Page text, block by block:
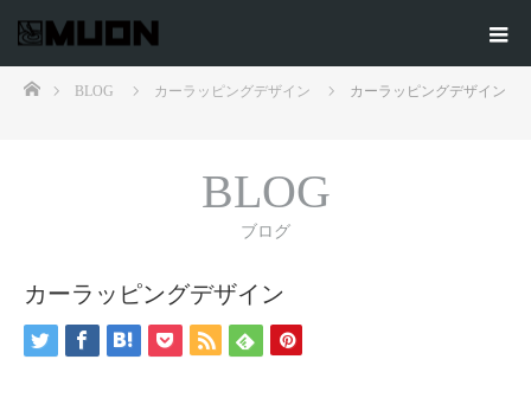
ホームBLOG カーラッピングデザイン カーラッピングデザイン
BLOG
ブログ
カーラッピングデザイン